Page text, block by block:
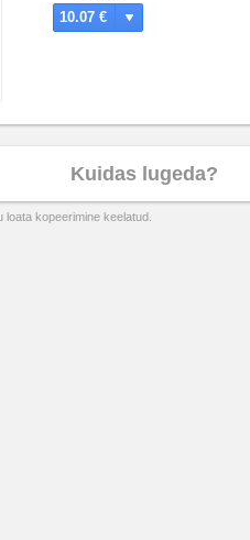
(ise)tervendajale
10.07 €
Kuidas lugeda?
kopeerimine keelatud.